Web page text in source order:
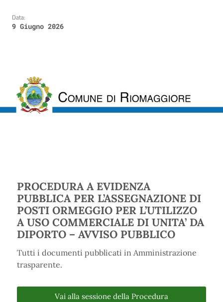
Data:
9 Giugno 2026
PROCEDURA A EVIDENZA
PUBBLICA PER L’ASSEGNAZIONE DI
POSTI ORMEGGIO PER L’UTILIZZO
A USO COMMERCIALE DI UNITA’ DA
DIPORTO – AVVISO PUBBLICO
Tutti i documenti pubblicati in Amministrazione
trasparente.
Vai alla sessione della Procedura